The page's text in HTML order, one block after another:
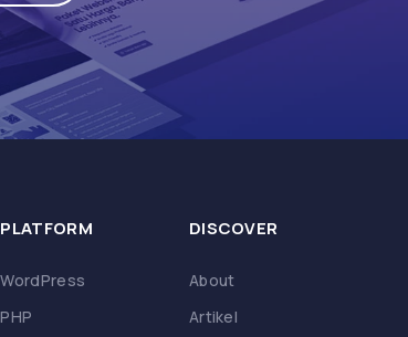
PLATFORM
WordPress
PHP
DISCOVER
About
Artikel